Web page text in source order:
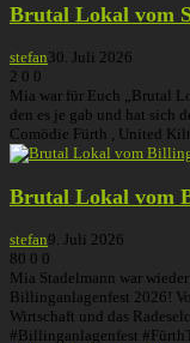
Brutal Lokal vom
stefan30. Juli 2026
2 0 0
Mia war für Euch „Brutal
den es je gab und hat sich
Comödie Fürth , United
Brutal Lokal vom
stefan9. Juli 2026
80 0 0
Mia Stadelmann war
Billinganlagenfest 2026!
Wirtschaft und das
#Billinganlagenfest